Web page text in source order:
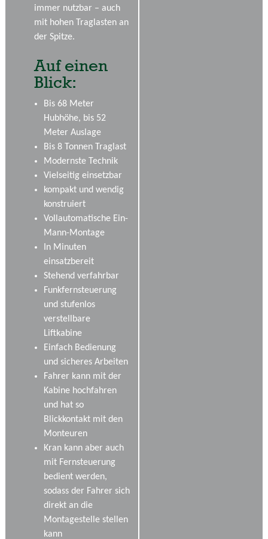
immer nutzbar – auch
mit hohen Traglasten an
der Spitze.
Auf einen
Blick:
Bis 68 Meter
Hubhöhe, bis 52
Meter Auslage
Bis 8 Tonnen Traglast
Modernste Technik
Vielseitig einsetzbar
kompakt und wendig
konstruiert
Vollautomatische Ein-
Mann-Montage
In Minuten
einsatzbereit
Stehend verfahrbar
Funkfernsteuerung
und stufenlos
verstellbare
Liftkabine
Einfach Bedienung
und sicheres Arbeiten
Fahrer kann mit der
Kabine hochfahren
und hat so
Blickkontakt mit den
Monteuren
Kran kann aber auch
mit Fernsteuerung
bedient werden,
sodass der Fahrer sich
direkt an die
Montagestelle stellen
kann